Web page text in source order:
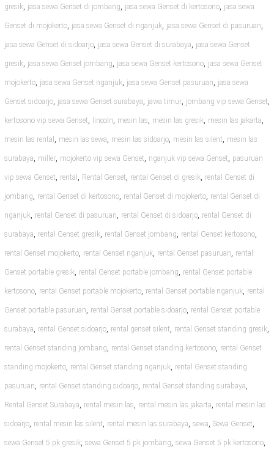
gresik, jasa sewa Genset di jombang, jasa sewa Genset di kertosono, jasa sewa
Genset di mojokerto, jasa sewa Genset di nganjuk, jasa sewa Genset di pasuruan,
jasa sewa Genset di sidoarjo, jasa sewa Genset di surabaya, jasa sewa Genset
gresik, jasa sewa Genset jombang, jasa sewa Genset kertosono, jasa sewa Genset
mojokerto, jasa sewa Genset nganjuk, jasa sewa Genset pasuruan, jasa sewa
Genset sidoarjo, jasa sewa Genset surabaya, jawa timur, jombang vip sewa Genset,
kertosono vip sewa Genset, lincoln, mesin las, mesin las gresik, mesin las jakarta,
mesin las rental , mesin las sewa, mesin las sidoarjo, mesin las silent, mesin las
surabaya, miller, mojokerto vip sewa Genset, nganjuk vip sewa Genset, pasuruan
vip sewa Genset, rental , Rental Genset, rental Genset di gresik, rental Genset di
jombang, rental Genset di kertosono, rental Genset di mojokerto, rental Genset di
nganjuk, rental Genset di pasuruan, rental Genset di sidoarjo, rental Genset di
surabaya, rental Genset gresik, rental Genset jombang, rental Genset kertosono,
rental Genset mojokerto, rental Genset nganjuk, rental Genset pasuruan, rental
Genset portable gresik, rental Genset portable jombang, rental Genset portable
kertosono, rental Genset portable mojokerto, rental Genset portable nganjuk, rental
Genset portable pasuruan, rental Genset portable sidoarjo, rental Genset portable
surabaya, rental Genset sidoarjo, rental genset silent, rental Genset standing gresik,
rental Genset standing jombang, rental Genset standing kertosono, rental Genset
standing mojokerto, rental Genset standing nganjuk, rental Genset standing
pasuruan, rental Genset standing sidoarjo, rental Genset standing surabaya,
Rental Genset Surabaya, rental mesin las, rental mesin las jakarta, rental mesin las
sidoarjo, rental mesin las silent, rental mesin las surabaya, sewa, Sewa Genset,
sewa Genset 5 pk gresik, sewa Genset 5 pk jombang, sewa Genset 5 pk kertosono,